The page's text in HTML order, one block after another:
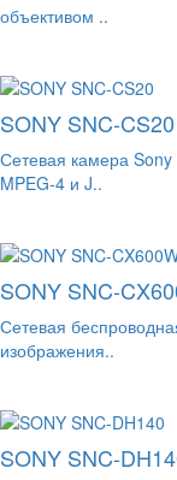
объективом ..
SONY SNC-CS20
Сетевая камера
MPEG-4 и J..
SONY SNC-
Сетевая
изображения..
SONY SNC-